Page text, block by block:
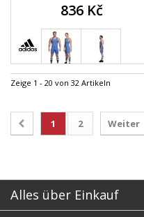
836 Kč
Zeige 1 - 20 von 32 Artikeln
1 2 Weiter
Alles über Einkauf